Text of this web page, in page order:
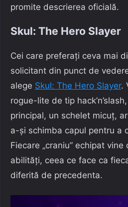
promite descrierea oficială.
Skul: The Hero Slayer
Cei care preferați ceva mai
solicitant din punct de
alege Skul: The Hero Slayer.
rogue-lite de tip
principal, un schelet micuț,
a-și schimba capul pentru a
Fiecare „craniu” echipat
abilități, ceea ce face ca
diferită de precedenta.